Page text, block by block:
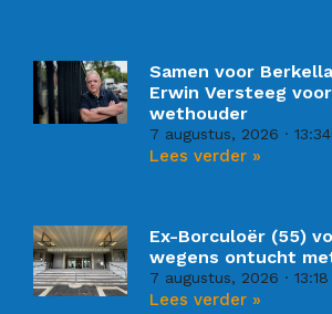
Samen voor
Erwin Versteeg
wethouder
7 augustus, 2026 13:34
Lees verder »
Ex-Borculoër (55)
wegens ontucht
7 augustus, 2026 13:18
Lees verder »